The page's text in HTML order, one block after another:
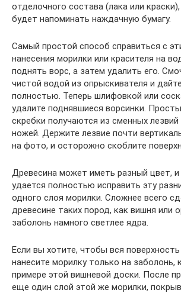
отделочного состава (лака или
будет напоминать наждачную бумагу.
Самый простой способ справиться с
нанесения морилки или красителя на
поднять ворс, а затем удалить его.
чистой водой из опрыскивателя и
полностью. Теперь шлифовкой или
удалите поднявшиеся ворсинки.
скребки получаются из сменных
ножей. Держите лезвие почти
на фото, и осторожно скоблите
Древесина может иметь разный цвет, и
удается полностью исправить эту
одного слоя морилки. Сложнее всего
древесине таких пород, как вишня или
заболонь намного светлее ядра.
Если вы хотите, чтобы вся
нанесите морилку только на заболонь,
примере этой вишневой доски. После
еще один слой этой же морилки,